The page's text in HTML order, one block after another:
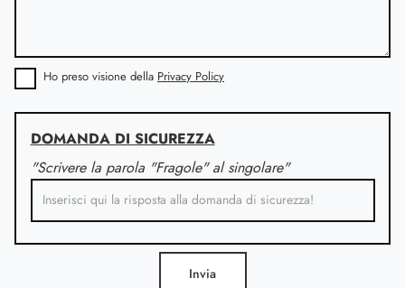
Ho preso visione della Privacy Policy
DOMANDA DI SICUREZZA
"Scrivere la parola "Fragole" al singolare"
Invia